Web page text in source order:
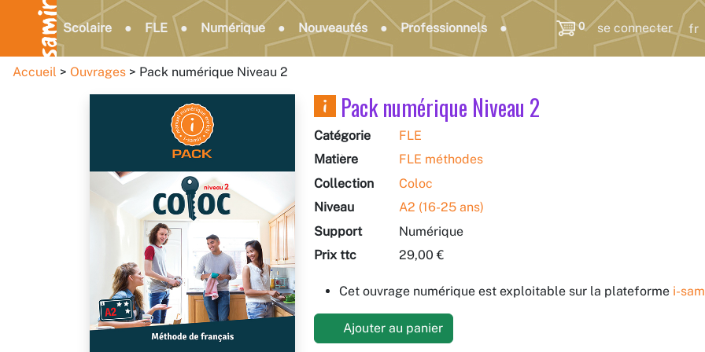
Scolaire FLE Numérique Nouveautés Professionnels 0 se connecter
Accueil Ouvrages Pack numérique Niveau 2
Pack numérique Niveau 2
Catégorie
FLE
Matière
FLE méthodes
Collection
Coloc
Niveau
A2 (16-25 ans)
Support
Numérique
Prix ttc
29,00 €
Cet ouvrage numérique est exploitable sur la plateforme i-
Ajouter au panier